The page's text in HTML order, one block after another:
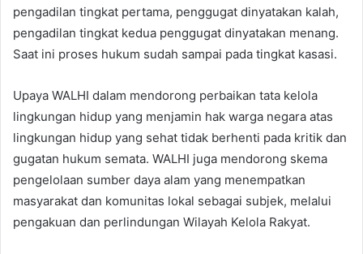
pengadilan tingkat pertama, penggugat dinyatakan kalah,
pengadilan tingkat kedua penggugat dinyatakan menang.
Saat ini proses hukum sudah sampai pada tingkat kasasi.
Upaya WALHI dalam mendorong perbaikan tata kelola
lingkungan hidup yang menjamin hak warga negara atas
lingkungan hidup yang sehat tidak berhenti pada kritik dan
gugatan hukum semata. WALHI juga mendorong skema
pengelolaan sumber daya alam yang menempatkan
masyarakat dan komunitas lokal sebagai subjek, melalui
pengakuan dan perlindungan Wilayah Kelola Rakyat.